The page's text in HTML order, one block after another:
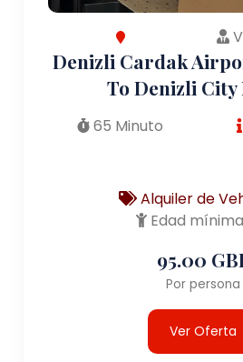
Denizli Cardak
To Denizli City
65 Minuto
Alquiler de
Edad mínima
95.00
Por persona
Ver Oferta